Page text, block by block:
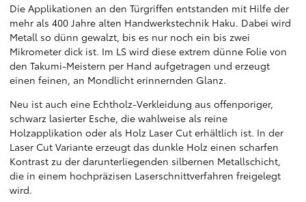
Die Applikationen an den Türgriffen entstanden mit Hilfe der
mehr als 400 Jahre alten Handwerkstechnik Haku. Dabei wird
Metall so dünn gewalzt, bis es nur noch ein bis zwei
Mikrometer dick ist. Im LS wird diese extrem dünne Folie von
den Takumi-Meistern per Hand aufgetragen und erzeugt
einen feinen, an Mondlicht erinnernden Glanz.
Neu ist auch eine Echtholz-Verkleidung aus offenporiger,
schwarz lasierter Esche, die wahlweise als reine
Holzapplikation oder als Holz Laser Cut erhältlich ist. In der
Laser Cut Variante erzeugt das dunkle Holz einen scharfen
Kontrast zu der darunterliegenden silbernen Metallschicht,
die in einem hochpräzisen Laserschnittverfahren freigelegt
wird.